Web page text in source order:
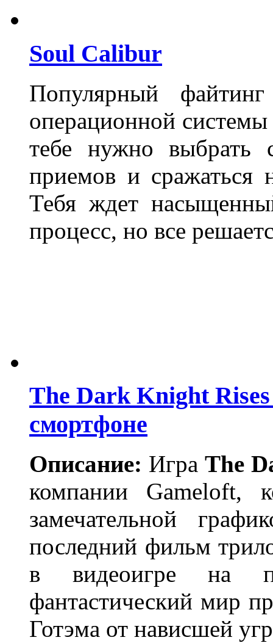
Soul Calibur
Популярный
операционной
тебе нужно выбрать
приемов и сражаться
Тебя ждет
процесс, но все
The Dark Knight
смортфоне
Описание: Игра The
компании Gameloft,
замечательной
последний фильм
в видеоигре на
фантастический мир
Готэма от нависшей